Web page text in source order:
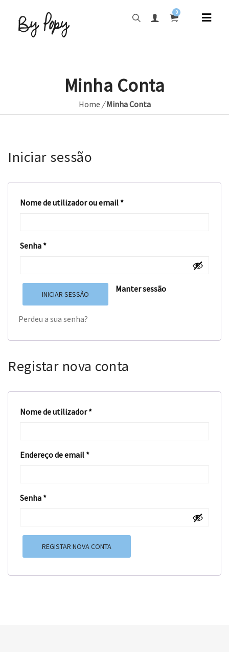
0
Minha Conta
Home /Minha Conta
Iniciar sessão
Nome de utilizador ou email *
Senha *
Manter sessão
INICIAR SESSÃO
Perdeu a sua senha?
Registar nova conta
Nome de utilizador*
Endereço de email *
Senha *
REGISTAR NOVA CONTA